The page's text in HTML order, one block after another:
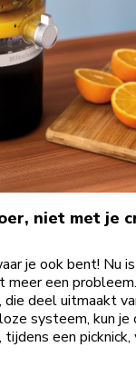
niet met je
je ook bent! Nu
meer een
die deel uitmaakt
systeem, kun je
een picknick,